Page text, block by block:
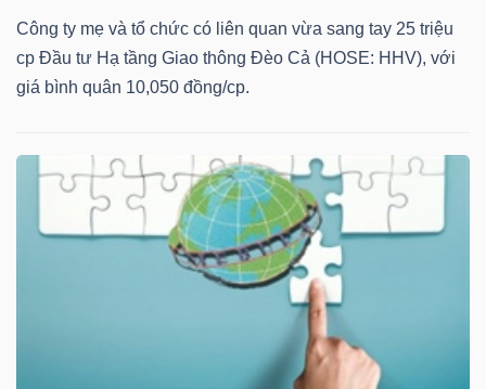
Công ty mẹ và tổ chức có liên quan vừa sang tay 25 triệu
cp Đầu tư Hạ tầng Giao thông Đèo Cả (HOSE: HHV), với
giá bình quân 10,050 đồng/cp.
TIN
VỤ
TRUYỀN
THÔNG